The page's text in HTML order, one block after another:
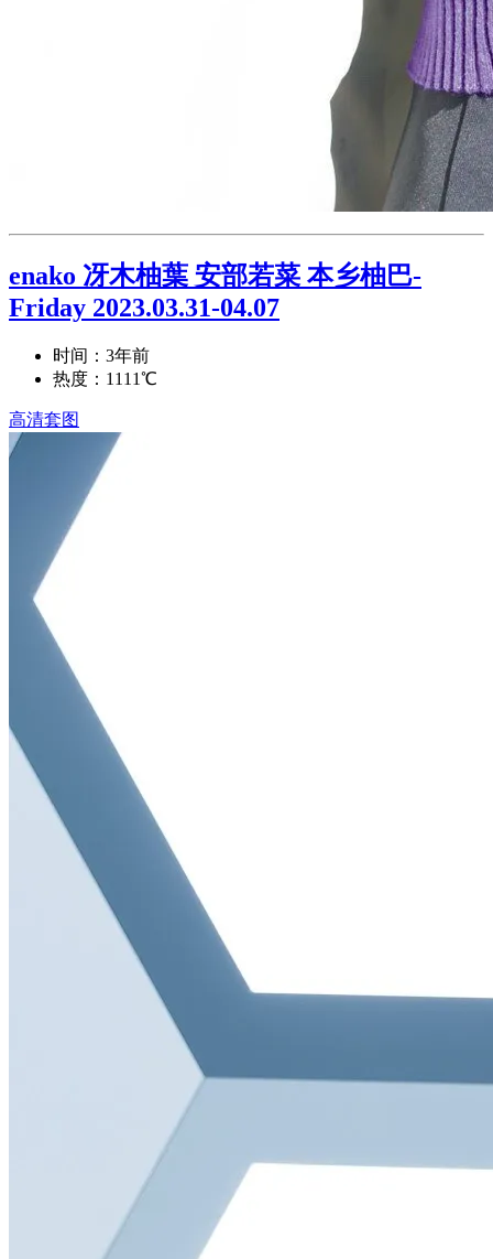
enako 冴木柚葉 安部若菜 本乡柚巴-
Friday 2023.03.31-04.07
时间：3年前
热度：1111℃
高清套图